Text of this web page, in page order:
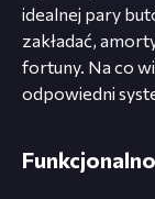
idealnej pary
zakładać,
fortuny. Na co
odpowiedni